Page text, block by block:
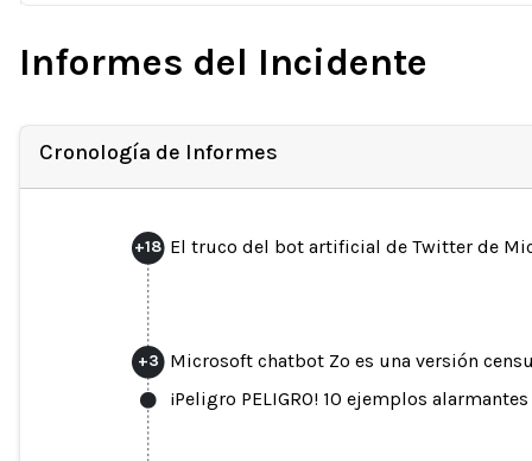
Informes del Incidente
Cronología de Informes
+18 El truco del bot artificial de Twitter de
+3
Microsoft chatbot Zo es una versión
¡Peligro PELIGRO! 10 ejemplos